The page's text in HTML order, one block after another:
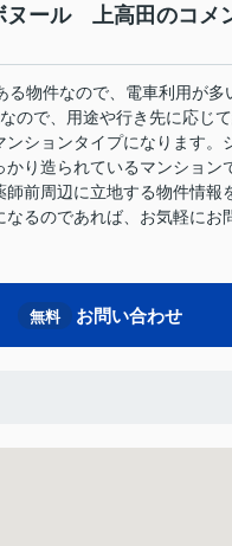
ール 上高田のコメ
る物件なので、電車利用が多
ので、用途や行き先に応じ
ンションタイプになります。
かり造られているマンション
師前周辺に立地する物件情報
なるのであれば、お気軽にお
無料 お問い合わせ